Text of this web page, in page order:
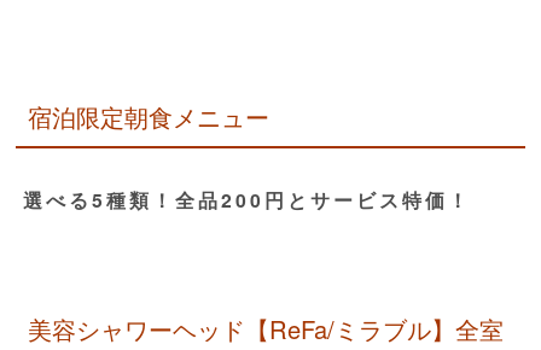
宿泊限定朝食メニュー
選べる5種類！全品200円とサービス特価！
美容シャワーヘッド【ReFa/ミラブル】全室